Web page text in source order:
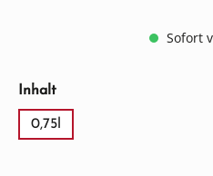
Sofort
Inhaltauswählen
0,75l